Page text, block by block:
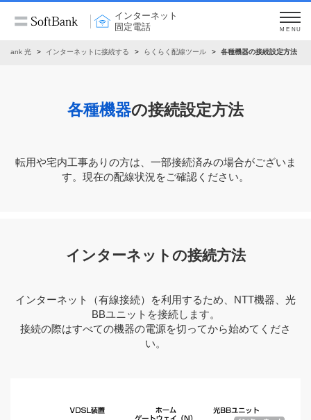
インターネット
固定電話
MENU
光 インターネットに接続する らくらく配線ツール 各種機器の接続設定方法
各種機器の接続設定方法
転⽤や宅内⼯事ありの⽅は、⼀部接続済みの場合がございま
す。現在の配線状況をご確認ください。
インターネットの接続方法
インターネット（有線接続）を利用するため、NTT機器、光
BBユニットを接続します。
接続の際はすべての機器の電源を切ってから始めてくださ
い。